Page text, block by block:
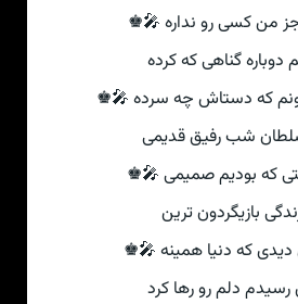
من کسی رو نداره 🎤♚
گناهی که کرده
که دستاش چه سرده 🎤♚
شب رفیق قدیمی
که بودیم صمیمی 🎤♚
بازیگردون ترین
که دنیا همینه 🎤♚
دلم رو رها کرد